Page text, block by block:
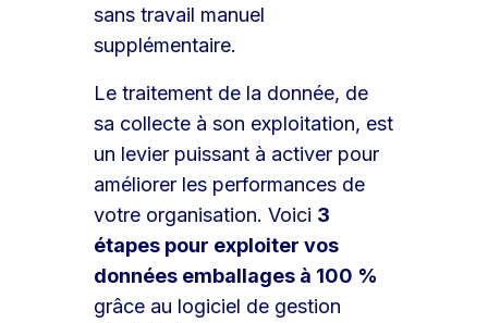
sans travail manuel
supplémentaire.
Le traitement de la donnée, de
sa collecte à son exploitation, est
un levier puissant à activer pour
améliorer les performances de
votre organisation. Voici 3
étapes pour exploiter vos
données emballages à 100 %
grâce au logiciel de gestion